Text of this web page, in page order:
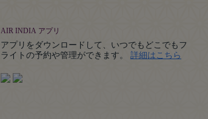
AIR INDIA アプリ
アプリをダウンロードして、いつでもどこでもフ
ライトの予約や管理ができます。 詳細はこちら